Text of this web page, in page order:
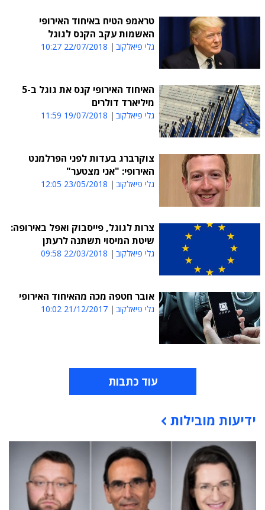
טראמפ הטיח באיחוד האירופי
האשמות עקב הקנס לגוגל
גלי פיאלקוב 22/07/2018 10:27
האיחוד האירופי קנס את גוגל ב-5
מיליארד דולרים
גלי פיאלקוב 19/07/2018 11:59
צוקרברג בעדות לפני הפרלמנט
האירופי: "אני מצטער"
גלי פיאלקוב 23/05/2018 12:05
צרות לגוגל, פייסבוק ואפל באירופה:
שיטת המיסוי תשתנה לרעתן
גלי פיאלקוב 22/03/2018 09:58
אובר חטפה מכה מהאיחוד האירופי
גלי פיאלקוב 21/12/2017 10:02
עוד כתבות
תוכן פרסומי
ידיעות מובילות